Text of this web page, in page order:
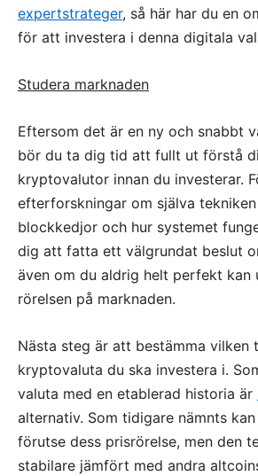
expertstrateger, så här har du en
för att investera i denna digitala
Studera marknaden
Eftersom det är en ny och snabbt
bör du ta dig tid att fullt ut förstå
kryptovalutor innan du investerar.
efterforskningar om själva
blockkedjor och hur systemet
dig att fatta ett välgrundat beslut
även om du aldrig helt perfekt kan
rörelsen på marknaden.
Nästa steg är att bestämma vilken
kryptovaluta du ska investera i.
valuta med en etablerad historia är
alternativ. Som tidigare nämnts
förutse dess prisrörelse, men den
stabilare jämfört med andra